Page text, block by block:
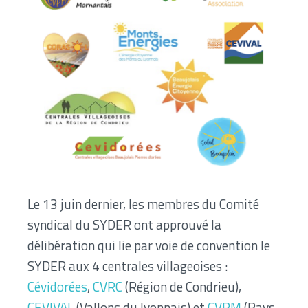
Le 13 juin dernier, les membres du Comité
syndical du SYDER ont approuvé la
délibération qui lie par voie de convention le
SYDER aux 4 centrales villageoises :
Cévidorées,CVRC(Région de Condrieu),